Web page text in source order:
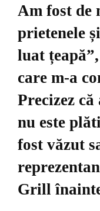
Am fost de
prietenele
luat
care m-a
Precizez că
nu este
fost văzut
Grill